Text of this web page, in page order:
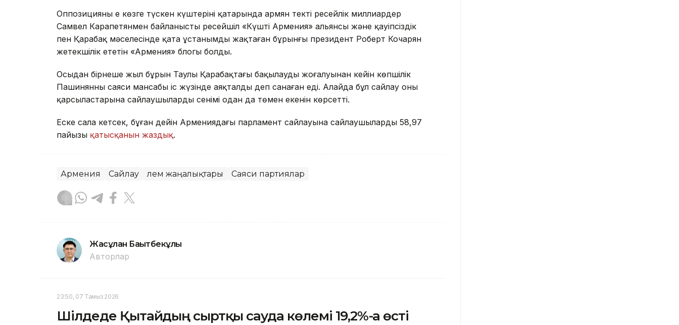
Оппозицияның ең көзге түскен күштерінің қатарында армян текті ресейлік миллиардер
Самвел Карапетянмен байланысты ресейшіл «Күшті Армения» альянсы және қауіпсіздік
пен Қарабақ мәселесінде қатаң ұстанымды жақтаған бұрынғы президент Роберт Кочарян
жетекшілік ететін «Армения» блогы болды.
Осыдан бірнеше жыл бұрын Таулы Қарабақтағы бақылаудың жоғалуынан кейін көпшілік
Пашинянның саяси мансабы іс жүзінде аяқталды деп санаған еді. Алайда бұл сайлау оның
қарсыластарына сайлаушылардың сенімі одан да төмен екенін көрсетті.
Еске сала кетсек, бұған дейін Армениядағы парламент сайлауына сайлаушылардың 58,97
пайызы қатысқанын жаздық.
Армения Сайлау Әлем жаңалықтары Саяси партиялар
Жасұлан Бақытбекұлы
Авторлар
23:50, 07 Тамыз 2026
Шілдеде Қытайдың сыртқы сауда көлемі 19,2%-ға өсті